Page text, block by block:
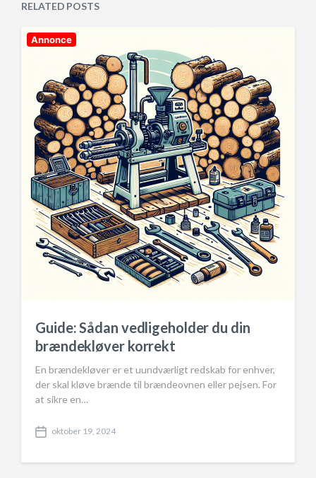
td
RELATED POSTS
Annonce
Guide: Sådan vedligeholder du din
brændekløver korrekt
En brændekløver er et uundværligt redskab for enhver,
der skal kløve brænde til brændeovnen eller pejsen. For
at sikre en…
P
s
oktober 19, 2024